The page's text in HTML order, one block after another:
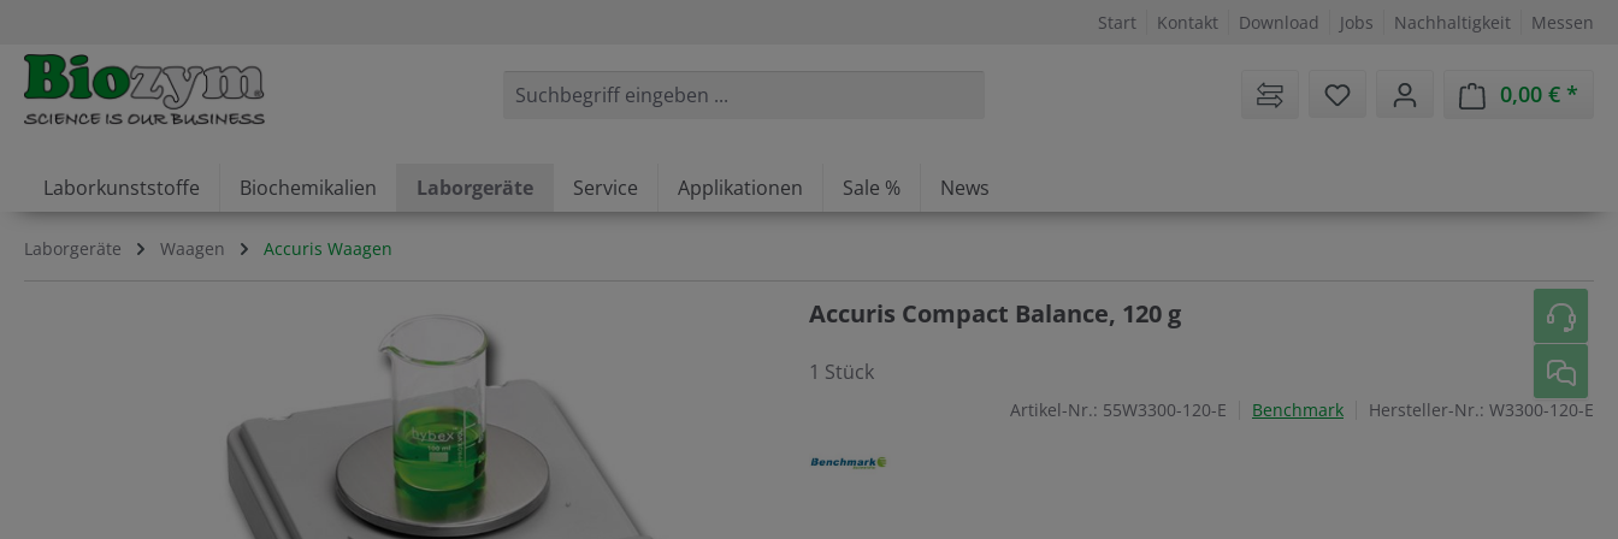
Start Kontakt Download Jobs Nachhaltigkeit Messen
Sie haben 0 Artikel auf dem
0,00 €
Laborkunststoffe Biochemikalien Laborgeräte Service Applikationen Sale % News
Laborgeräte Waagen Accuris Waagen
Accuris Compact Balance, 120 g
1 Stück
Artikel-Nr.: 55W3300-120-E Benchmark Hersteller-Nr.: W3300-120-E